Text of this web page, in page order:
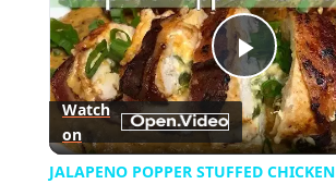
Play
Video
Watch
on
JALAPENO POPPER STUFFED